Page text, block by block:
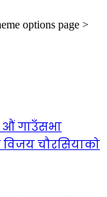
options page >
औं गाउँसभा
चौरसियाको